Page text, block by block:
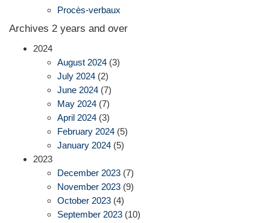
Procès-verbaux
Archives 2 years and over
2024
August 2024 (3)
July 2024 (2)
June 2024 (7)
May 2024 (7)
April 2024 (3)
February 2024 (5)
January 2024 (5)
2023
December 2023 (7)
November 2023 (9)
October 2023 (4)
September 2023 (10)